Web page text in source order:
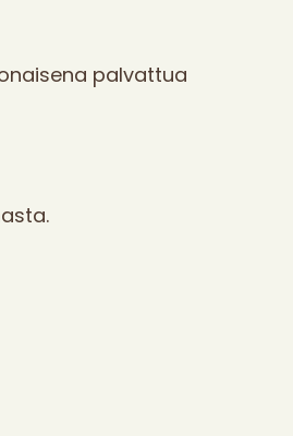
palvattua